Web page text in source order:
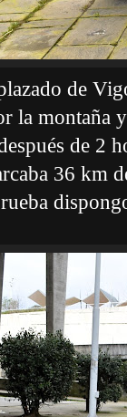
de
la montaña
de 2
36 km